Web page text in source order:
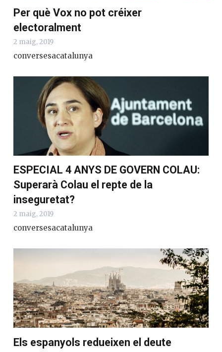
Per què Vox no pot créixer
electoralment
2 maig, 2019
conversesacatalunya
ESPECIAL 4 ANYS DE GOVERN COLAU:
Superarà Colau el repte de la
inseguretat?
2 maig, 2019
conversesacatalunya
Els espanyols redueixen el deute